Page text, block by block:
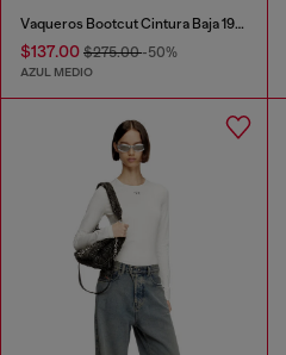
Vaqueros Bootcut Cintura Baja 1969 D-Ebbey
$137.00 $275.00-50%
AZUL MEDIO